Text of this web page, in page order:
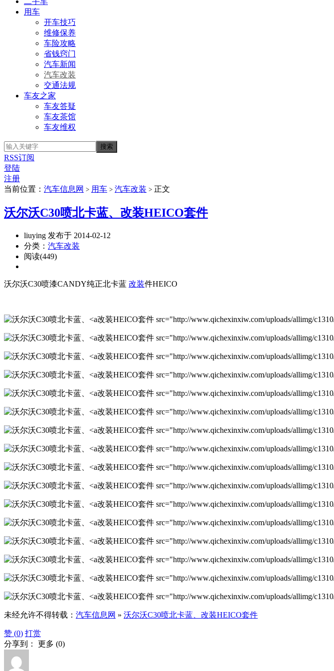
用车
开车技巧
维修保养
车险攻略
省钱窍门
汽车新闻
汽车改装
交通法规
车友之家
车友答疑
车友茶馆
车友维权
RSS订阅
登陆
注册
当前位置： 汽车信息网 > 用车 > 汽车改装 > 正文
沃尔沃C30喷北卡蓝、改装HEICO套件
liuying 发布于 2014-02-12
分类： 汽车改装
阅读(449)
沃尔沃C30喷漆CANDY纯正北卡蓝 改装件HEICO
改装HEICO套件 src="http://www.qichexinxiw.com/uploads/allimg/
改装HEICO套件 src="http://www.qichexinxiw.com/uploads/allimg/
改装HEICO套件 src="http://www.qichexinxiw.com/uploads/allimg/
改装HEICO套件 src="http://www.qichexinxiw.com/uploads/allimg/
改装HEICO套件 src="http://www.qichexinxiw.com/uploads/allimg/
改装HEICO套件 src="http://www.qichexinxiw.com/uploads/allimg/
改装HEICO套件 src="http://www.qichexinxiw.com/uploads/allimg/
改装HEICO套件 src="http://www.qichexinxiw.com/uploads/allimg/
改装HEICO套件 src="http://www.qichexinxiw.com/uploads/allimg/
改装HEICO套件 src="http://www.qichexinxiw.com/uploads/allimg/
改装HEICO套件 src="http://www.qichexinxiw.com/uploads/allimg/
改装HEICO套件 src="http://www.qichexinxiw.com/uploads/allimg/
改装HEICO套件 src="http://www.qichexinxiw.com/uploads/allimg/
改装HEICO套件 src="http://www.qichexinxiw.com/uploads/allimg/
改装HEICO套件 src="http://www.qichexinxiw.com/uploads/allimg/
改装HEICO套件 src="http://www.qichexinxiw.com/uploads/allimg/
未经允许不得转载： 汽车信息网 » 沃尔沃C30喷北卡蓝、改装HEICO套件
赞 (0) 打赏
分享到： 更多 (0)